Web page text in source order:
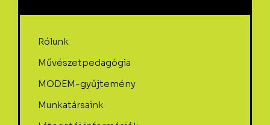
Rólunk
Művészetpedagógia
MODEM-gyűjtemény
Munkatársaink